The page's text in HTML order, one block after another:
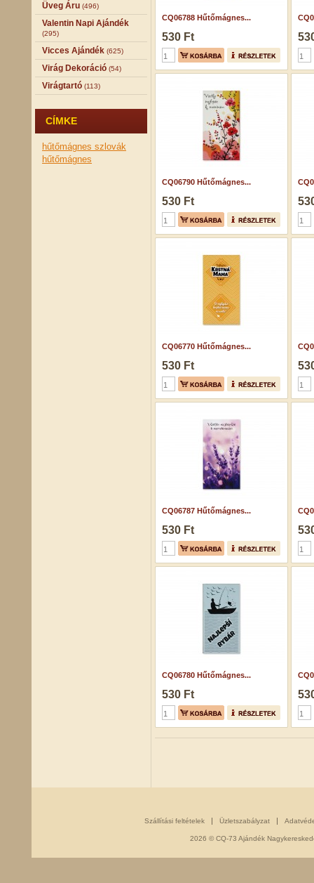
Üveg Áru (496)
Valentin Napi Ajándék
(295)
Vicces Ajándék (625)
Virág Dekoráció (54)
Virágtartó (113)
CÍMKE
hűtőmágnes szlovák
hűtőmágnes
CQ06788 Hűtőmágnes...
530 Ft
CQ06790 Hűtőmágnes...
530 Ft
CQ06770 Hűtőmágnes...
530 Ft
CQ06787 Hűtőmágnes...
530 Ft
CQ06780 Hűtőmágnes...
530 Ft
Szállítási feltételek Üzletszabályzat
2026 © CQ-73 Ajándék